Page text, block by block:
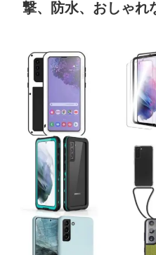
撃、防水、おしゃれ